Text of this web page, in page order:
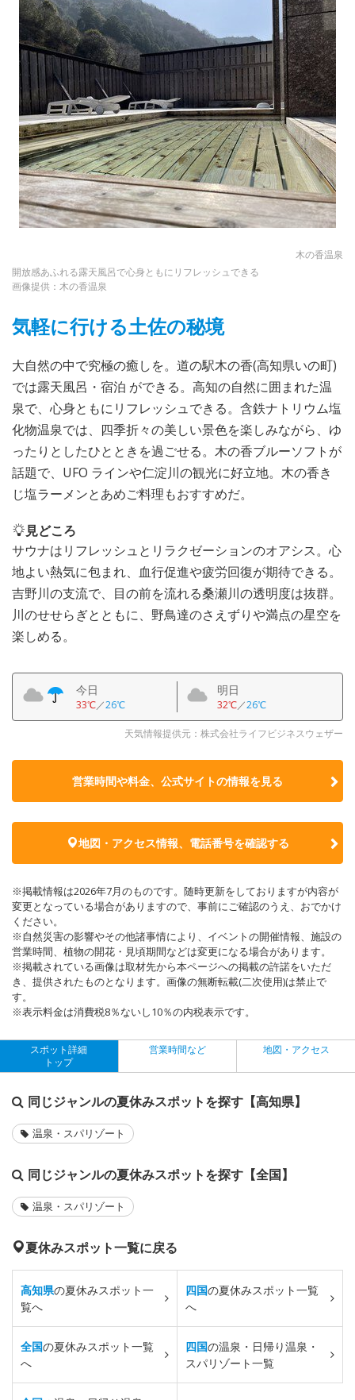
木の香温泉
開放感あふれる露天風呂で心身ともにリフレッシュできる
画像提供：木の香温泉
気軽に行ける土佐の秘境
大自然の中で究極の癒しを。道の駅木の香(高知県いの町)
では露天風呂・宿泊 ができる。高知の自然に囲まれた温
泉で、心身ともにリフレッシュできる。含鉄ナトリウム塩
化物温泉では、四季折々の美しい景色を楽しみながら、ゆ
ったりとしたひとときを過ごせる。木の香ブルーソフトが
話題で、UFO ラインや仁淀川の観光に好立地。木の香き
じ塩ラーメンとあめご料理もおすすめだ。
見どころ
サウナはリフレッシュとリラクゼーションのオアシス。心
地よい熱気に包まれ、血行促進や疲労回復が期待できる。
吉野川の支流で、目の前を流れる桑瀬川の透明度は抜群。
川のせせらぎとともに、野鳥達のさえずりや満点の星空を
楽しめる。
今日
33℃／26℃
明日
32℃／26℃
天気情報提供元：株式会社ライフビジネスウェザー
営業時間や料金、公式サイトの情報を見る
地図・アクセス情報、電話番号を確認する
※掲載情報は2026年7月のものです。随時更新をしておりますが内容が
変更となっている場合がありますので、事前にご確認のうえ、おでかけ
ください。
※自然災害の影響やその他諸事情により、イベントの開催情報、施設の
営業時間、植物の開花・見頃期間などは変更になる場合があります。
※掲載されている画像は取材先から本ページへの掲載の許諾をいただ
き、提供されたものとなります。画像の無断転載(二次使用)は禁止で
す。
※表示料金は消費税8％ないし10％の内税表示です。
スポット詳細
トップ
営業時間など 地図・アクセス
同じジャンルの夏休みスポットを探す【高知県】
温泉・スパリゾート
同じジャンルの夏休みスポットを探す【全国】
温泉・スパリゾート
夏休みスポット一覧に戻る
高知県の夏休みスポット一
覧へ
四国の夏休みスポット一覧
へ
全国の夏休みスポット一覧
へ
四国の温泉・日帰り温泉・
スパリゾート一覧